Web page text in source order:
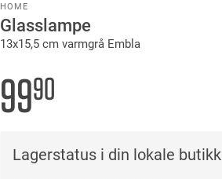
HOME
Glasslampe
13x15,5 cm varmgrå Embla
9990
Lagerstatus i din lokale butikk